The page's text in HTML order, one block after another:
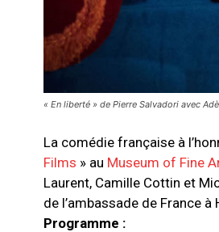
« En liberté » de Pierre Salvadori avec
La comédie française à
Films » au Museum of Fine
Laurent, Camille Cottin et
de l’ambassade de France à
Programme :